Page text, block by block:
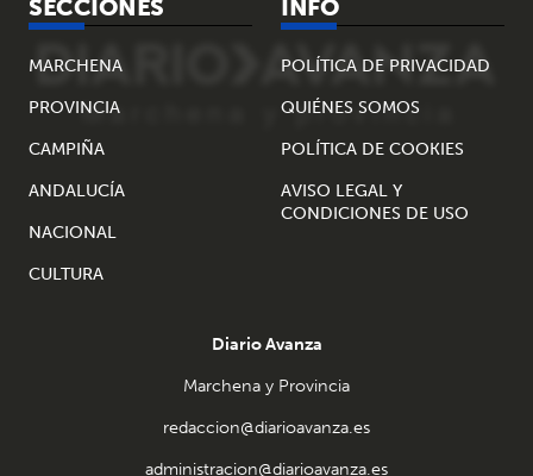
MARCHENA
PROVINCIA
CAMPIÑA
ANDALUCÍA
NACIONAL
CULTURA
POLÍTICA DE PRIVACIDAD
QUIÉNES SOMOS
POLÍTICA DE COOKIES
AVISO LEGAL Y
CONDICIONES DE USO
Diario Avanza
Marchena y Provincia
redaccion@diarioavanza.es
administracion@diarioavanza.es